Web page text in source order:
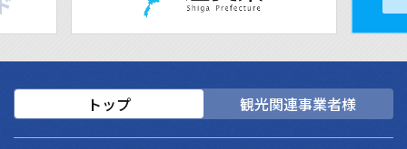
トップ 観光関連事業者様